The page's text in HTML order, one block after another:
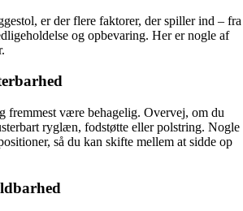
er der flere faktorer, der spiller ind – fra
og opbevaring. Her er nogle af
fremmest være behagelig. Overvej, om du
ryglæn, fodstøtte eller polstring. Nogle
så du kan skifte mellem at sidde op